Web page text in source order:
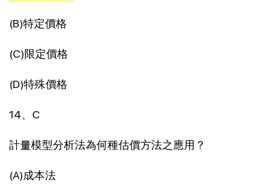
(B)特定價格
(C)限定價格
(D)特殊價格
14、C
計量模型分析法為何種估價方法之應用？
(A)成本法